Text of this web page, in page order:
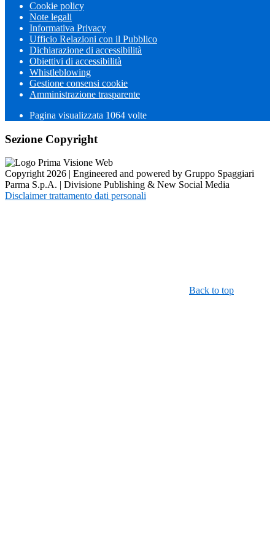
Cookie policy
Note legali
Informativa Privacy
Ufficio Relazioni con il Pubblico
Dichiarazione di accessibilità
Obiettivi di accessibilità
Whistleblowing
Gestione consensi cookie
Amministrazione trasparente
Pagina visualizzata 1064 volte
Sezione Copyright
Copyright 2026 | Engineered and powered by Gruppo Spaggiari
Parma S.p.A. | Divisione Publishing & New Social Media
Disclaimer trattamento dati personali
Back to top